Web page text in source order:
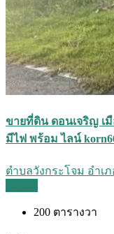
ขายที่ดิน ดอนเจริญ เ
มีไฟ พร้อม ไลน์
ตำบลวังกระโจม อำเ
200 ตารางวา